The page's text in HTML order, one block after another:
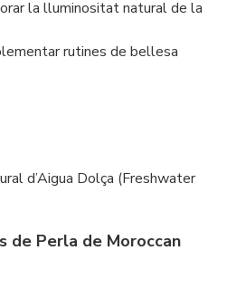
la lluminositat natural de la
rutines de bellesa
d’Aigua Dolça (Freshwater
de Perla de Moroccan